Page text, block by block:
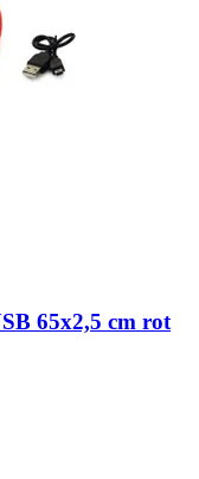
65x2,5 cm rot